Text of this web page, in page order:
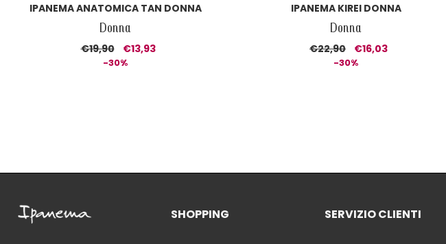
IPANEMA ANATOMICA TAN DONNA
Donna
€19,90 €13,93
-30%
IPANEMA KIREI DONNA
Donna
€22,90 €16,03
-30%
SHOPPING SERVIZIO CLIENTI